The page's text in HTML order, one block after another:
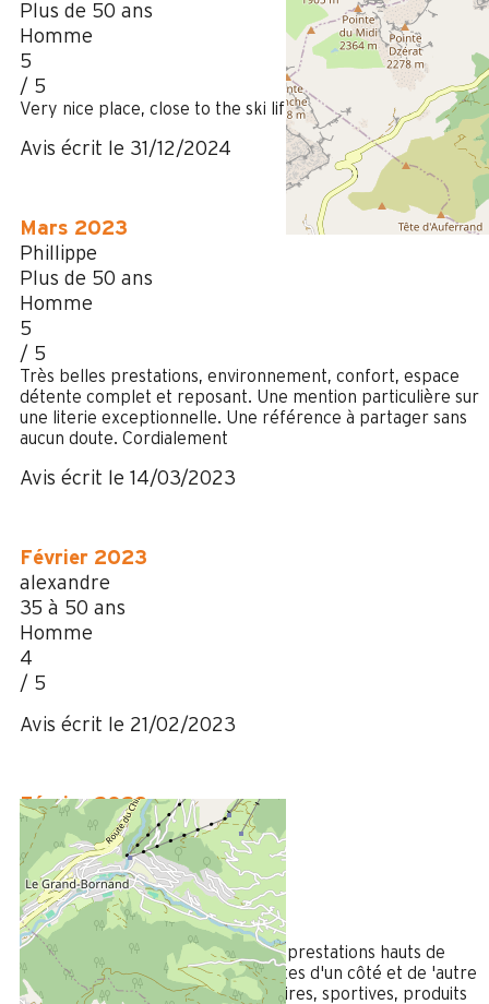
Plus de 50 ans
Homme
5
/ 5
Very nice place, close to the ski lifts.
Avis écrit le 31/12/2024
Mars 2023
Phillippe
Plus de 50 ans
Homme
5
/ 5
Très belles prestations, environnement, confort, espace
détente complet et reposant. Une mention particulière sur
une literie exceptionnelle. Une référence à partager sans
aucun doute. Cordialement
Avis écrit le 14/03/2023
Février 2023
alexandre
35 à 50 ans
Homme
4
/ 5
Avis écrit le 21/02/2023
Février 2023
GERARD
Plus de 50 ans
Homme
5
/ 5
Hebergement de qualité avec des prestations hauts de
gamme. Une situation face aux pistes d'un côté et de 'autre
côté toutes les boutiques alimentaires, sportives, produits